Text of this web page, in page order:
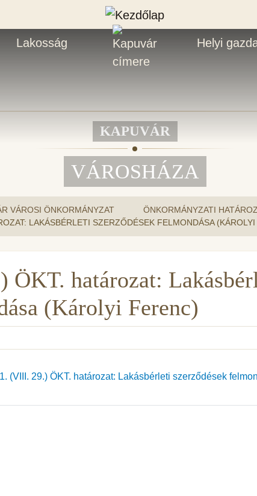
Lakosság Helyi
KAPUVÁR
VÁROSHÁZA
VÁROSI ÖNKORMÁNYZAT ÖNKORMÁNYZATI
LAKÁSBÉRLETI SZERZŐDÉSEK FELMONDÁSA
határozat:
(Károlyi Ferenc)
(VIII. 29.) ÖKT. határozat: Lakásbérleti szerződések